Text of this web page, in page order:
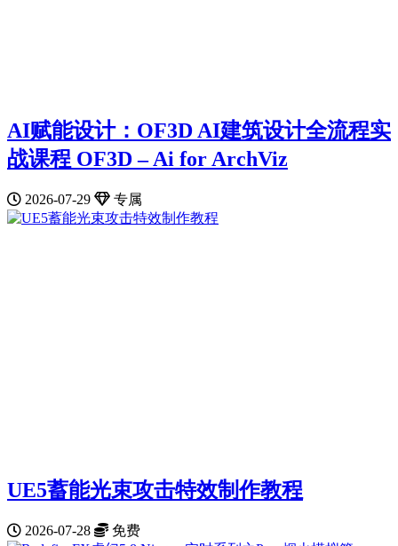
AI赋能设计：OF3D AI建筑设计全流程实
战课程 OF3D – Ai for ArchViz
2026-07-29 专属
UE5蓄能光束攻击特效制作教程
2026-07-28 免费